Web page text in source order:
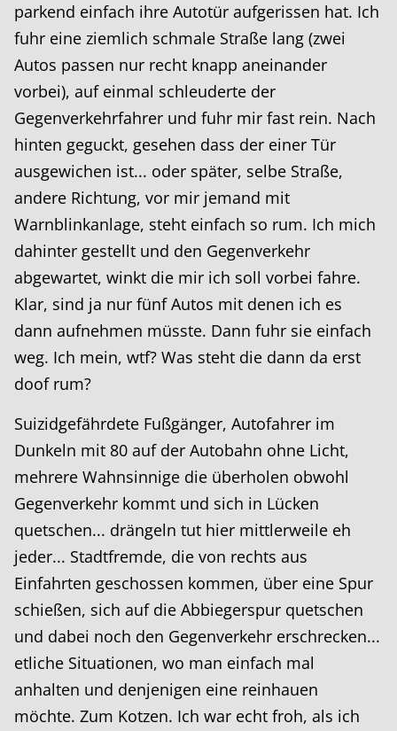
parkend einfach ihre Autotür aufgerissen hat. Ich
fuhr eine ziemlich schmale Straße lang (zwei
Autos passen nur recht knapp aneinander
vorbei), auf einmal schleuderte der
Gegenverkehrfahrer und fuhr mir fast rein. Nach
hinten geguckt, gesehen dass der einer Tür
ausgewichen ist... oder später, selbe Straße,
andere Richtung, vor mir jemand mit
Warnblinkanlage, steht einfach so rum. Ich mich
dahinter gestellt und den Gegenverkehr
abgewartet, winkt die mir ich soll vorbei fahre.
Klar, sind ja nur fünf Autos mit denen ich es
dann aufnehmen müsste. Dann fuhr sie einfach
weg. Ich mein, wtf? Was steht die dann da erst
doof rum?
Suizidgefährdete Fußgänger, Autofahrer im
Dunkeln mit 80 auf der Autobahn ohne Licht,
mehrere Wahnsinnige die überholen obwohl
Gegenverkehr kommt und sich in Lücken
quetschen... drängeln tut hier mittlerweile eh
jeder... Stadtfremde, die von rechts aus
Einfahrten geschossen kommen, über eine Spur
schießen, sich auf die Abbiegerspur quetschen
und dabei noch den Gegenverkehr erschrecken...
etliche Situationen, wo man einfach mal
anhalten und denjenigen eine reinhauen
möchte. Zum Kotzen. Ich war echt froh, als ich